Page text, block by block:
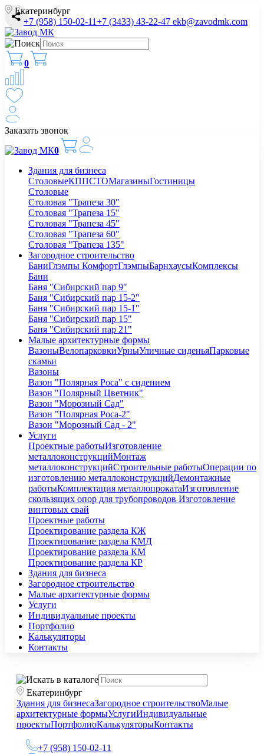
Екатеринбург
+7 (958) 150-02-11+7 (3433) 43-22-47 ekb@zavodmk.com
0
Заказать звонок
0
Здания для бизнеса
СтоловыеКППСТОМагазиныГостиницы
Столовые
Столовая "Трапеза 30"
Столовая "Трапеза 15"
Столовая "Трапеза 45"
Столовая "Трапеза 60"
Столовая "Трапеза 135"
Загородное строительство
БаниГлэмпы КомфортГлэмпыБарнхаусыКомплексы
Бани
Баня "Сибирский пар 9"
Баня "Сибирский пар 15-2"
Баня "Сибирский пар 15-1"
Баня "Сибирский пар 15"
Баня "Сибирский пар 21"
Малые архитектурные формы
ВазоныВелопарковкиУрныУличные сиденьяПарковые
скамьи
Вазоны
Вазон "Полярная Роса" с сидением
Вазон "Полярный Цветник"
Вазон "Морозный Сад"
Вазон "Полярная Роса-2"
Вазон "Морозный Сад - 2"
Услуги
Проектные работыИзготовление
металлоконструкцийМонтаж
металлоконструкцийСтроительные работыОперации по
изготовлению металлоконструкцийДемонтажные
работыКомплектация металлопрокатаИзготовление
скользящих опор для трубопроводов Изготовление
винтовых свай
Проектные работы
Проектирование раздела КЖ
Проектирование раздела КМД
Проектирование раздела КМ
Проектирование раздела КР
Здания для бизнеса
Загородное строительство
Малые архитектурные формы
Услуги
Индивидуальные проекты
Портфолио
Калькуляторы
Контакты
Екатеринбург
Здания для бизнесаЗагородное строительствоМалые
архитектурные формыУслугиИндивидуальные
проектыПортфолиоКалькуляторыКонтакты
+7 (958) 150-02-11